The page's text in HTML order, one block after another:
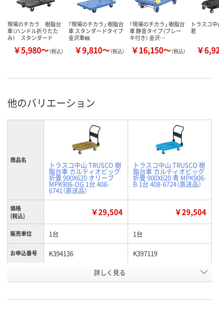
現場のチカラ 樹脂台
車（ハンドル折りたた
み） スタンダード
￥5,980～（税込）
「現場のチカラ」 樹脂台
車 スタンダードタイプ
金沢車輌
￥9,810～（税込）
「現場のチカラ」 樹脂台
車 静音タイプ（ブレー
キ付き） 金沢…
￥16,150～（税込）
トラスコ
君
￥
他のバリエーション
商品名
トラスコ中山 TRUSCO 樹
脂台車 カルティオビッグ
折畳 900X620 オリーブ
MPK906-OG 1台 408-
6741（直送品）
トラスコ中山 TRUSCO 樹
脂台車 カルティオビッグ
折畳 900X620 青 MPK906-
B 1台 408-6724（直送品）
価格
(税込)
￥29,504 ￥29,504
販売単位 1台 1台
お申込番号 K394136 K397119
詳しく見る